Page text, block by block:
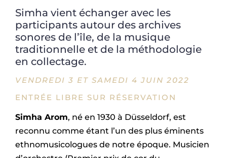
Simha vient échanger avec les
participants autour des archives
sonores de l’île, de la musique
traditionnelle et de la méthodologie
en collectage.
VENDREDI 3 ET SAMEDI 4 JUIN 2022
ENTRÉE LIBRE SUR RÉSERVATION
Simha Arom, né en 1930 à Düsseldorf, est
reconnu comme étant l’un des plus éminents
ethnomusicologues de notre époque. Musicien